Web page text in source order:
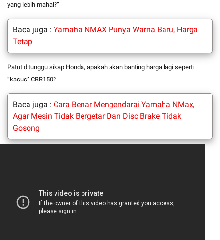
yang lebih mahal?”
Baca juga : Yamaha NMAX Punya Warna Baru, Harga
Tetap
Patut ditunggu sikap Honda, apakah akan banting harga lagi seperti
“kasus” CBR150?
Baca juga : Cara Benar Mengendarai Yamaha NMax,
Agar Mesin Tidak Bergetar Dan Disc Brake Tidak
Gosong